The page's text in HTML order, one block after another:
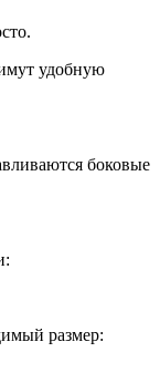
удобную
боковые
размер: